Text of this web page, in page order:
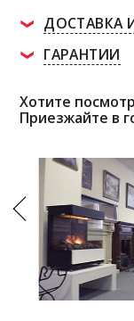
ДОСТАВКА
ГАРАНТИИ
Хотите
Приезжайте в